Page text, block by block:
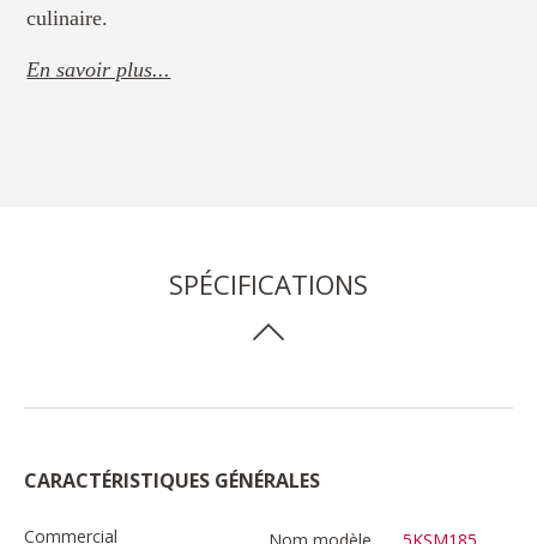
culinaire.
En savoir plus...
SPÉCIFICATIONS
CARACTÉRISTIQUES GÉNÉRALES
Commercial